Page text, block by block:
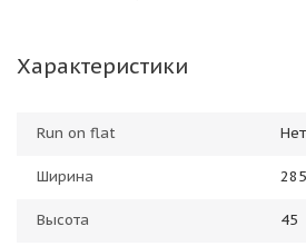
Характеристики
Run on flat Нет
Ширина 285
Высота 45